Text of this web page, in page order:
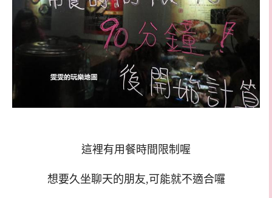
這裡有用餐時間限制喔
想要久坐聊天的朋友,可能就不適合囉